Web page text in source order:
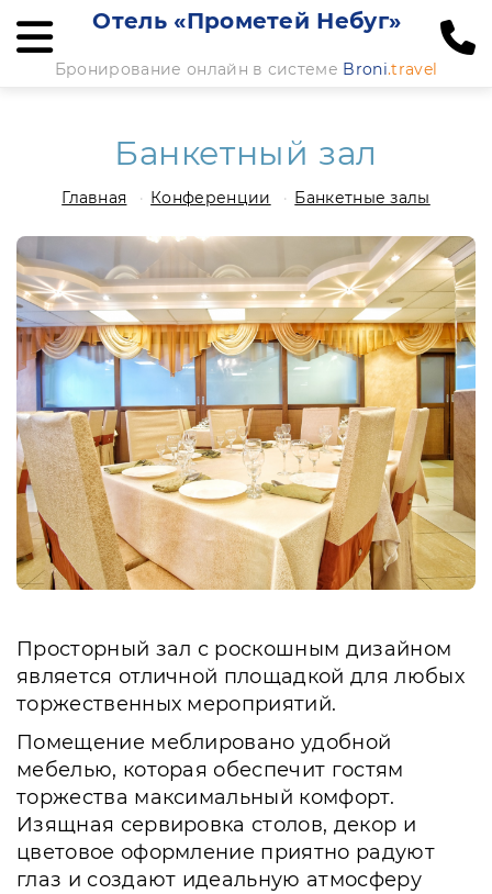
Отель «Прометей Небуг»
Бронирование онлайн в системе Broni.travel
Банкетный зал
Главная Конференции Банкетные залы
Просторный зал с роскошным дизайном
является отличной площадкой для любых
торжественных мероприятий.
Помещение меблировано удобной
мебелью, которая обеспечит гостям
торжества максимальный комфорт.
Изящная сервировка столов, декор и
цветовое оформление приятно радуют
глаз и создают идеальную атмосферу